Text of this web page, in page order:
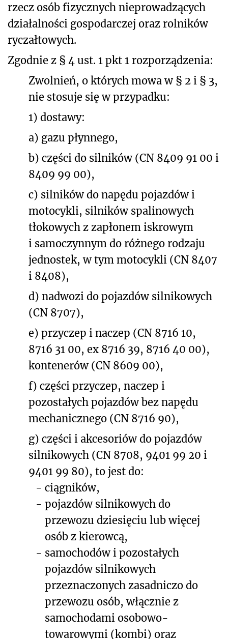
rzecz osób fizycznych nieprowadzących
działalności gospodarczej oraz rolników
ryczałtowych.
Zgodnie z § 4 ust. 1 pkt 1 rozporządzenia:
Zwolnień, o których mowa w § 2 i § 3,
nie stosuje się w przypadku:
1) dostawy:
a) gazu płynnego,
b) części do silników (CN 8409 91 00 i
8409 99 00),
c) silników do napędu pojazdów i
motocykli, silników spalinowych
tłokowych z zapłonem iskrowym
i samoczynnym do różnego rodzaju
jednostek, w tym motocykli (CN 8407
i 8408),
d) nadwozi do pojazdów silnikowych
(CN 8707),
e) przyczep i naczep (CN 8716 10,
8716 31 00, ex 8716 39, 8716 40 00),
kontenerów (CN 8609 00),
f) części przyczep, naczep i
pozostałych pojazdów bez napędu
mechanicznego (CN 8716 90),
g) części i akcesoriów do pojazdów
silnikowych (CN 8708, 9401 99 20 i
9401 99 80), to jest do:
- ciągników,
- pojazdów silnikowych do
przewozu dziesięciu lub więcej
osób z kierowcą,
- samochodów i pozostałych
pojazdów silnikowych
przeznaczonych zasadniczo do
przewozu osób, włącznie z
samochodami osobowo-
towarowymi (kombi) oraz